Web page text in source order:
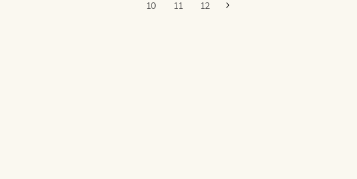
První
10
11 12
Poslední